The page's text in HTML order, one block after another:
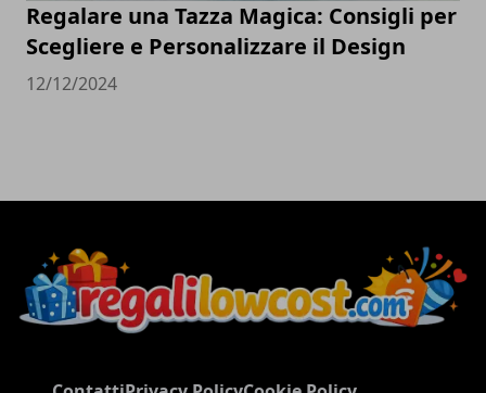
Regalare una Tazza Magica: Consigli per
Scegliere e Personalizzare il Design
12/12/2024